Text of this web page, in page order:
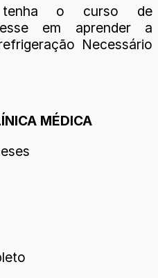
tenha o curso de
em aprender a
Necessário
MÉDICA